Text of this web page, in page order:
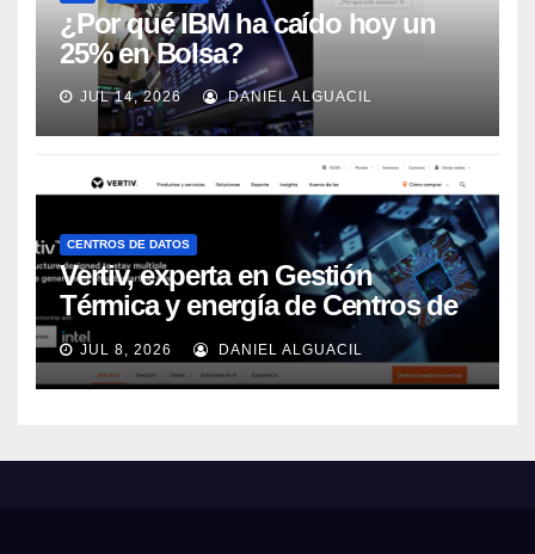
¿Por qué IBM ha caído hoy un
25% en Bolsa?
JUL 14, 2026 DANIEL ALGUACIL
CENTROS DE DATOS
Vertiv, experta en Gestión
Térmica y energía de Centros de
Datos, sigue su crecimiento
imparable
JUL 8, 2026 DANIEL ALGUACIL